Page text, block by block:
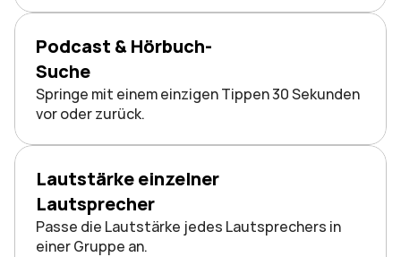
Podcast & Hörbuch-
Suche
Springe mit einem einzigen Tippen 30 Sekunden
vor oder zurück.
Lautstärke einzelner
Lautsprecher
Passe die Lautstärke jedes Lautsprechers in
einer Gruppe an.